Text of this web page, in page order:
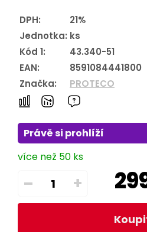
DPH:
21%
Jednotka: ks
Kód 1:
43.340-51
EAN:
8591084441800
Značka:
PROTECO
Právě si prohlíží
více než 50 ks
– +